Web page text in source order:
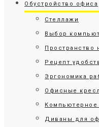
Обустройство офиса
Стеллажи
Выбор
Пространство
Рецепт
Эргономика
Офисные
Диваны для